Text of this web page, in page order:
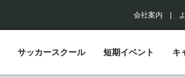
会社案内
サッカースクール 短期イベント キ